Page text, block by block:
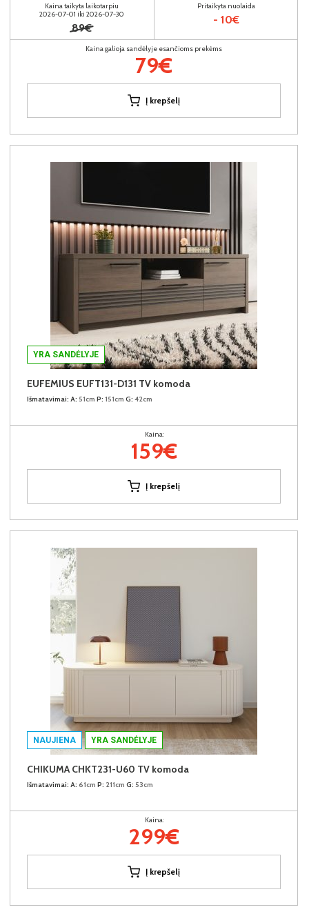
Kaina taikyta laikotarpiu
2026-07-01 iki 2026-07-30
89€
Pritaikyta nuolaida
- 10€
Kaina galioja sandėlyje esančioms prekėms
79€
Į krepšelį
YRA SANDĖLYJE
EUFEMIUS EUFT131-D131 TV komoda
Išmatavimai: A: 51cm P: 151cm G: 42cm
Kaina:
159€
Į krepšelį
NAUJIENA YRA SANDĖLYJE
CHIKUMA CHKT231-U60 TV komoda
Išmatavimai: A: 61cm P: 211cm G: 53cm
Kaina:
299€
Į krepšelį